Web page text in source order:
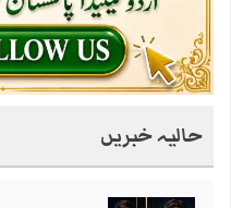
حالیہ خبریں